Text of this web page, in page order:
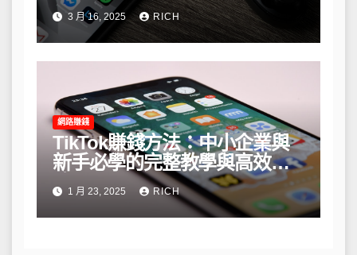
3 月 16, 2025 RICH
網路賺錢
TikTok賺錢方法：中小企業與
新手必學的完整教學與高效策
略1 月 23, 2025 RICH